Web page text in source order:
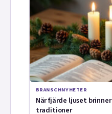
BRANSCHNYHETER
När fjärde ljuset
traditioner